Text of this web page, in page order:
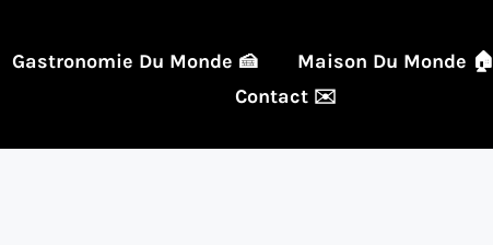
Gastronomie Du Monde 🍰 Maison Du Monde 🏠
Contact ✉️